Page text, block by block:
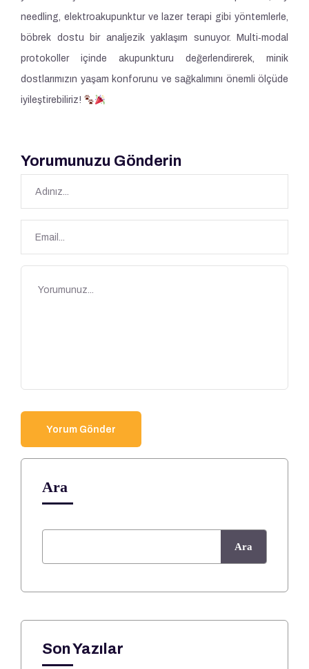
needling, elektroakupunktur ve lazer terapi gibi yöntemlerle,
böbrek dostu bir analjezik yaklaşım sunuyor. Multi‑modal
protokoller içinde akupunkturu değerlendirerek, minik
dostlarımızın yaşam konforunu ve sağkalımını önemli ölçüde
iyileştirebiliriz!
Yorumunuzu Gönderin
Ara
Ara
Son Yazılar